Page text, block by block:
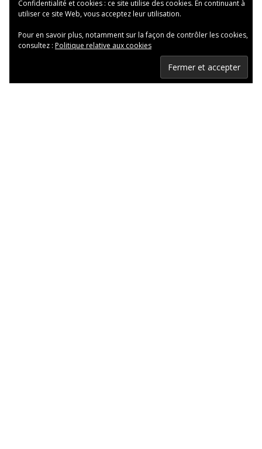
Confidentialité et cookies : ce site utilise des cookies. En continuant à
utiliser ce site Web, vous acceptez leur utilisation.
Pour en savoir plus, notamment sur la façon de contrôler les cookies,
consultez : Politique relative aux cookies